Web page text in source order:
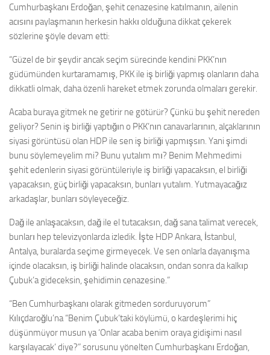
Cumhurbaşkanı Erdoğan, şehit cenazesine katılmanın, ailenin
acısını paylaşmanın herkesin hakkı olduğuna dikkat çekerek
sözlerine şöyle devam etti:
“Güzel de bir şeydir ancak seçim sürecinde kendini PKK’nın
güdümünden kurtaramamış, PKK ile iş birliği yapmış olanların daha
dikkatli olmak, daha özenli hareket etmek zorunda olmaları gerekir.
Acaba buraya gitmek ne getirir ne götürür? Çünkü bu şehit nereden
geliyor? Senin iş birliği yaptığın o PKK’nın canavarlarının, alçaklarının
siyasi görüntüsü olan HDP ile sen iş birliği yapmışsın. Yani şimdi
bunu söylemeyelim mi? Bunu yutalım mı? Benim Mehmedimi
şehit edenlerin siyasi görüntüleriyle iş birliği yapacaksın, el birliği
yapacaksın, güç birliği yapacaksın, bunları yutalım. Yutmayacağız
arkadaşlar, bunları söyleyeceğiz.
Dağ ile anlaşacaksın, dağ ile el tutacaksın, dağ sana talimat verecek,
bunları hep televizyonlarda izledik. İşte HDP Ankara, İstanbul,
Antalya, buralarda seçime girmeyecek. Ve sen onlarla dayanışma
içinde olacaksın, iş birliği halinde olacaksın, ondan sonra da kalkıp
Çubuk’a gideceksin, şehidimin cenazesine.”
“Ben Cumhurbaşkanı olarak gitmeden sorduruyorum”
Kılıçdaroğlu’na “Benim Çubuk’taki köylümü, o kardeşlerimi hiç
düşünmüyor musun ya ‘Onlar acaba benim oraya gidişimi nasıl
karşılayacak’ diye?” sorusunu yönelten Cumhurbaşkanı Erdoğan,